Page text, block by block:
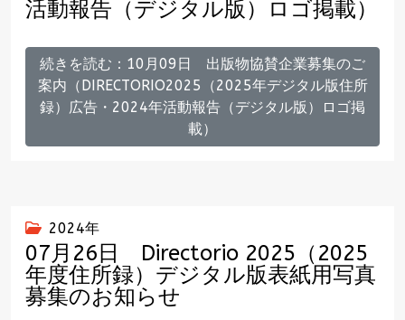
活動報告（デジタル版）ロゴ掲載）
続きを読む：10月09日 出版物協賛企業募集のご
案内（DIRECTORIO2025（2025年デジタル版住所
録）広告・2024年活動報告（デジタル版）ロゴ掲
載）
2024年
07月26日 Directorio 2025（2025
年度住所録）デジタル版表紙用写真
募集のお知らせ